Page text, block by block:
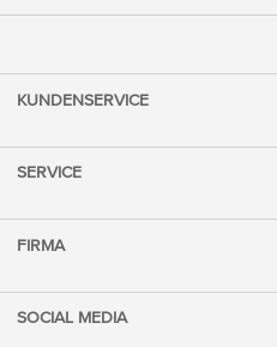
KUNDENSERVICE
SERVICE
FIRMA
SOCIAL MEDIA